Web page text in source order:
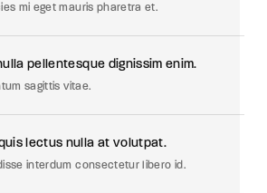
mi eget mauris pharetra et.
pellentesque dignissim enim.
sagittis vitae.
lectus nulla at volutpat.
interdum consectetur libero id.